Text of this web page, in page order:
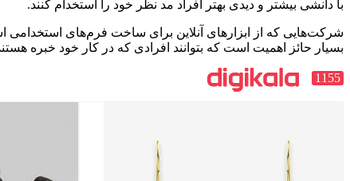
با دانشی بیشتر و دیدی بهتر افراد مد نظر خود را استخدام کنند.
شرکت‌هایی که از ابزارهای آنلاین برای ساخت فرم‌های استخدامی
بسیار حائز اهمیت است که بتوانند افرادی که در کار خود خبره
1155